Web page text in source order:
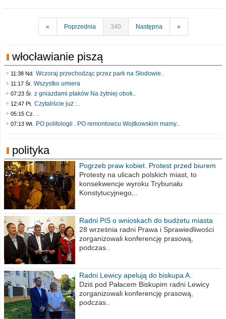
« Poprzednia 340 Następna »
włocławianie piszą
11:38 Nd. Wczoraj przechodząc przez park na Słodowie..
11:17 Śr. Wszystko umiera
07:23 Śr. z gniazdami ptaków Na żytniej obok..
12:47 Pt. Czytaliście już :..
05:15 Cz. ..
07:13 Wt. PO politologii . PO remontowcu Wojtkowskim mamy..
polityka
Pogrzeb praw kobiet. Protest przed biurem
poselskim PiS
Protesty na ulicach polskich miast, to
konsekwencje wyroku Trybunału
Konstytucyjnego,..
Radni PiS o wnioskach do budżetu miasta
na 2021 rok
28 września radni Prawa i Sprawiedliwości
zorganizowali konferencję prasową,
podczas..
Radni Lewicy apelują do biskupa A.
Wiesława Meringa
Dziś pod Pałacem Biskupim radni Lewicy
zorganizowali konferencję prasową,
podczas..